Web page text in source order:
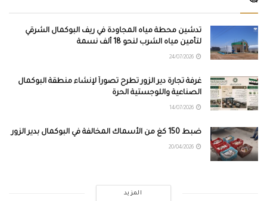
تدشين محطة مياه المجاودة في ريف البوكمال الشرقي
لتأمين مياه الشرب لنحو 18 ألف نسمة
غرفة تجارة دير الزور تطرح تصوراً لإنشاء منطقة البوكمال
الصناعية واللوجستية الحرة
ضبط 150 كغ من الأسماك المخالفة في البوكمال بدير الزور
المزيد